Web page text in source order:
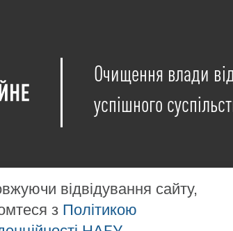
Очищення влади
успішного
на умовах ліцензії Creative
відвідування сайту,
з Політикою